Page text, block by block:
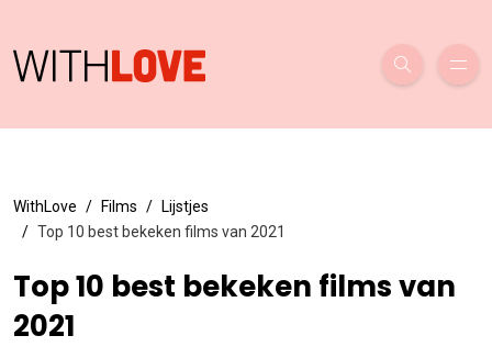
WithLove Films
Lijstjes
Top 10 best bekeken films van 2021
Top 10 best bekeken films van
2021